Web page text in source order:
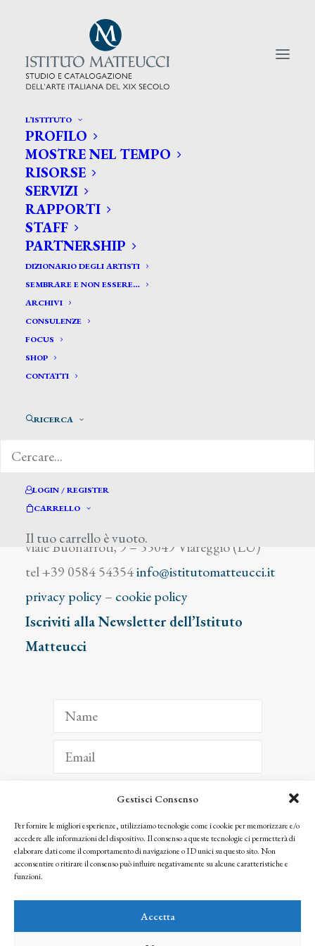
Gestisci Consenso
Per fornire le migliori esperienze, utilizziamo tecnologie come i cookie per memorizzare e/o
accedere alle informazioni del dispositivo. Il consenso a queste tecnologie ci permetterà di
elaborare dati come il comportamento di navigazione o ID unici su questo sito. Non
acconsentire o ritirare il consenso può influire negativamente su alcune caratteristiche e
funzioni.
Accetta
L’ISTITUTO
PROFILO
MOSTRE NEL TEMPO
RISORSE
SERVIZI
RAPPORTI
STAFF
PARTNERSHIP
DIZIONARIO DEGLI ARTISTI
SEMBRARE E NON ESSERE…
ARCHIVI
CONSULENZE
FOCUS
SHOP
CONTATTI
RICERCA
LOGIN / REGISTER
CARRELLO
Il tuo carrello è vuoto.
CERCA TRA GLI ARTISTI:
Search
for:
Beretta Petrus-Augustus
viale Buonarroti, 9 – 55049 Viareggio (LU)
tel +39 0584 54354info@istitutomatteucci.it
privacy policy– cookie policy
Iscriviti alla Newsletter dell’Istituto
Matteucci
ISCRIVITI
Facendo clic per iscriverti, riconosci che le tue informazioni saranno trattate
seguendo la nostra Privacy Policy
© 2025 Istituto Matteucci. All right reserved
l’autorizzazione scritta dei proprietari dei diritti e dell’Istituto Matteucci